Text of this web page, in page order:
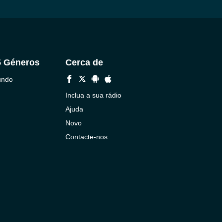
Géneros Cerca de
Inclua a sua rádio
Ajuda
Novo
Contacte-nos